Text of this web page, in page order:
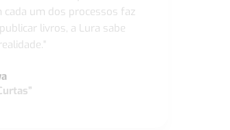
cada um dos processos faz
livros, a Lura sabe